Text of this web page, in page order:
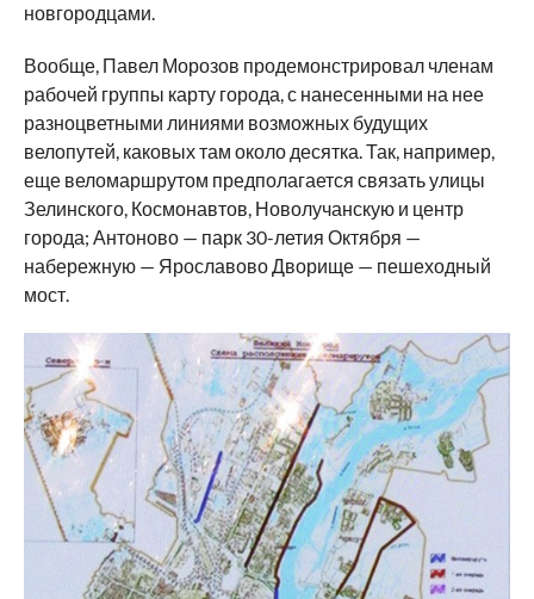
новгородцами.
Вообще, Павел Морозов продемонстрировал членам
рабочей группы карту города, с нанесенными на нее
разноцветными линиями возможных будущих
велопутей, каковых там около десятка. Так, например,
еще веломаршрутом предполагается связать улицы
Зелинского, Космонавтов, Новолучанскую и центр
города; Антоново — парк 30-летия Октября —
набережную — Ярославово Дворище — пешеходный
мост.